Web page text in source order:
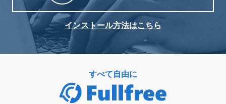
インストール方法はこちら
すべて自由に